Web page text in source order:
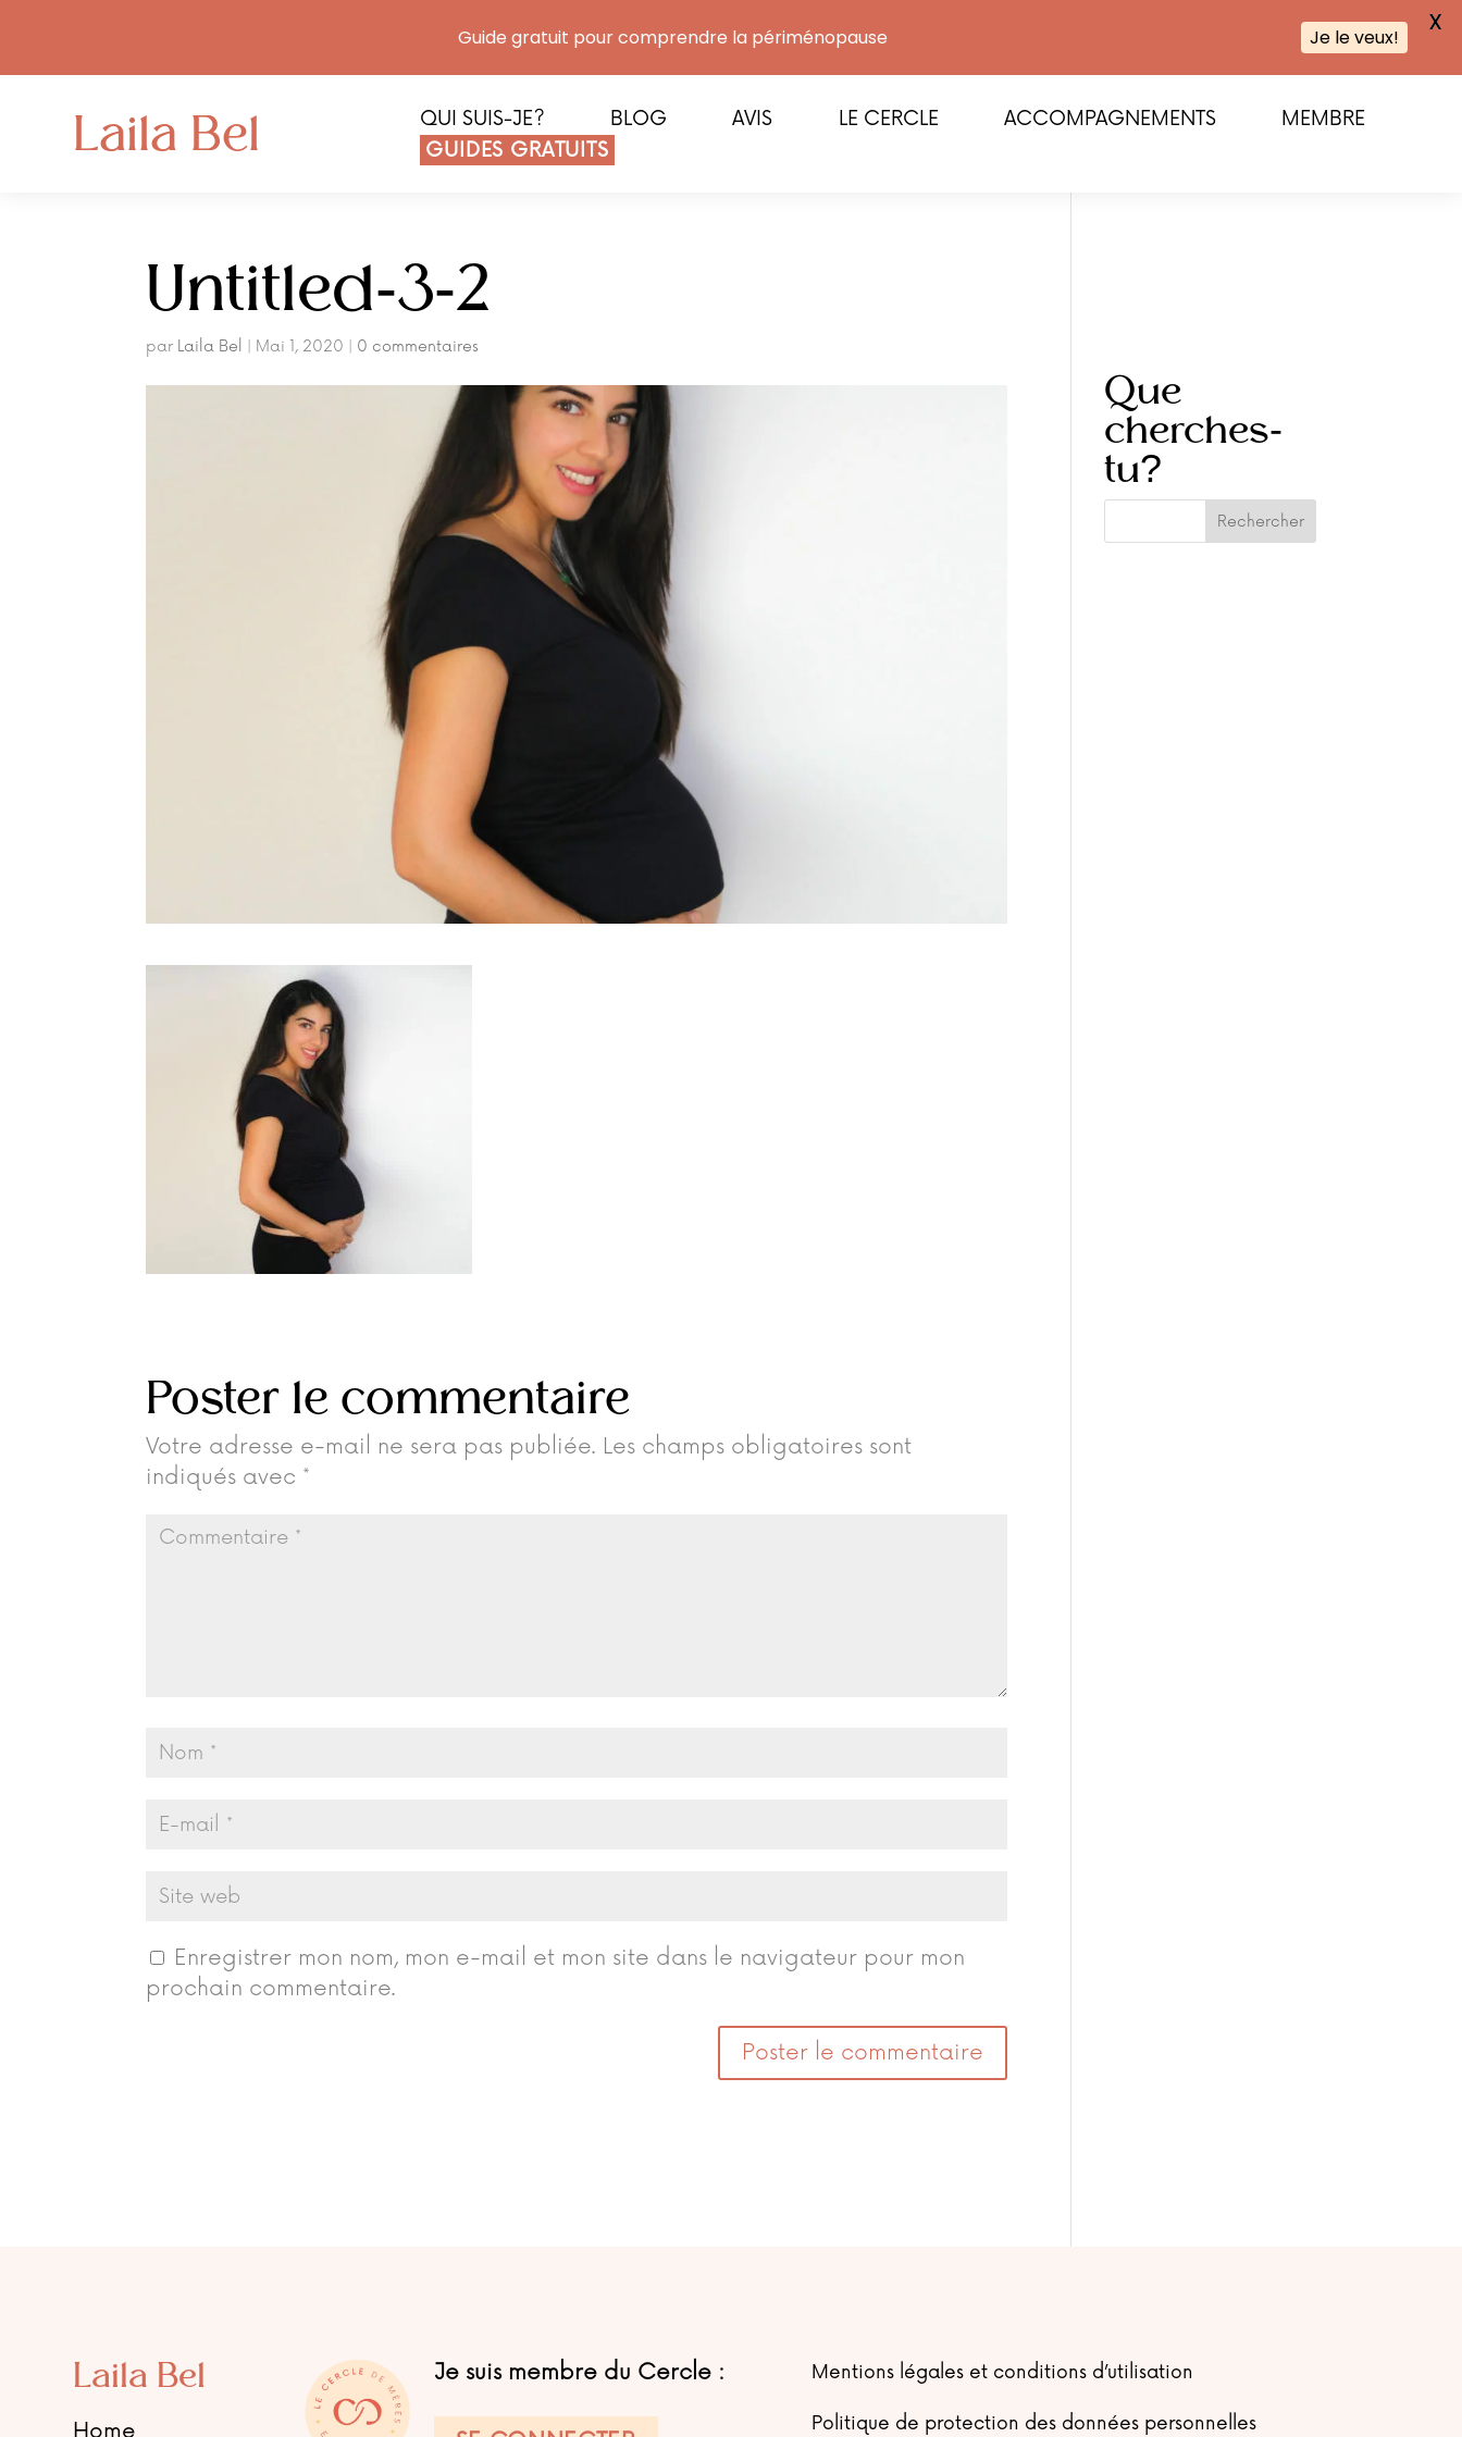
Laila Bel QUI SUIS-JE? BLOG AVIS LE CERCLE ACCOMPAGNEMENTS
MEMBRE
GUIDES GRATUITS
Untitled-3-2
par Laila Bel Mai 1, 2020 0 commentaires
Poster le commentaire
Votre adresse e-mail ne sera pas publiée. Les champs obligatoires sont
indiqués avec *
Enregistrer mon nom, mon e-mail et mon site dans le navigateur pour mon
prochain commentaire.
Que
cherches-
tu?
Laila Bel
Home
Je suis membre du Cercle : Mentions légales et conditions d’utilisation
Politique de protection des données personnelles
Guide gratuit pour comprendre la périménopause Je le veux!
X